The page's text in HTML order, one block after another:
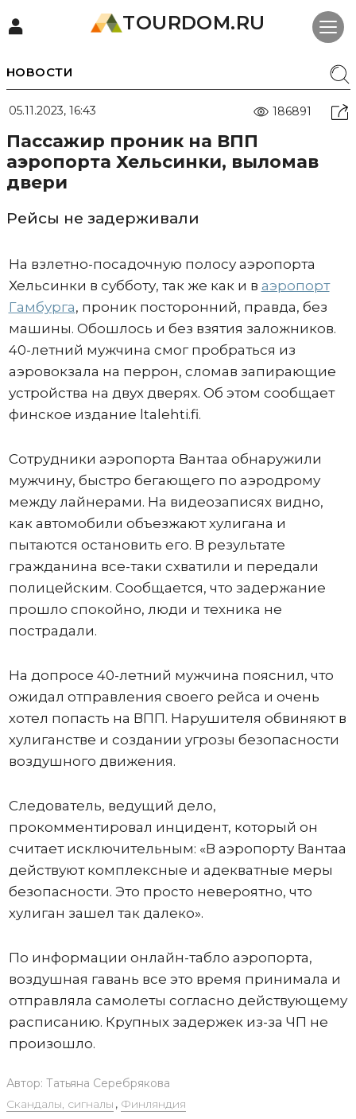
TOURDOM.RU
НОВОСТИ
05.11.2023, 16:43 186891
Пассажир проник на ВПП
аэропорта Хельсинки, выломав
двери
Рейсы не задерживали
На взлетно-посадочную полосу аэропорта
Хельсинки в субботу, так же как и в аэропорт
Гамбурга, проник посторонний, правда, без
машины. Обошлось и без взятия заложников.
40-летний мужчина смог пробраться из
аэровокзала на перрон, сломав запирающие
устройства на двух дверях. Об этом сообщает
финское издание ltalehti.fi.
Сотрудники аэропорта Вантаа обнаружили
мужчину, быстро бегающего по аэродрому
между лайнерами. На видеозаписях видно,
как автомобили объезжают хулигана и
пытаются остановить его. В результате
гражданина все-таки схватили и передали
полицейским. Сообщается, что задержание
прошло спокойно, люди и техника не
пострадали.
На допросе 40-летний мужчина пояснил, что
ожидал отправления своего рейса и очень
хотел попасть на ВПП. Нарушителя обвиняют в
хулиганстве и создании угрозы безопасности
воздушного движения.
Следователь, ведущий дело,
прокомментировал инцидент, который он
считает исключительным: «В аэропорту Вантаа
действуют комплексные и адекватные меры
безопасности. Это просто невероятно, что
хулиган зашел так далеко».
По информации онлайн-табло аэропорта,
воздушная гавань все это время принимала и
отправляла самолеты согласно действующему
расписанию. Крупных задержек из-за ЧП не
произошло.
Автор: Татьяна Серебрякова
Скандалы, сигналы , Финляндия